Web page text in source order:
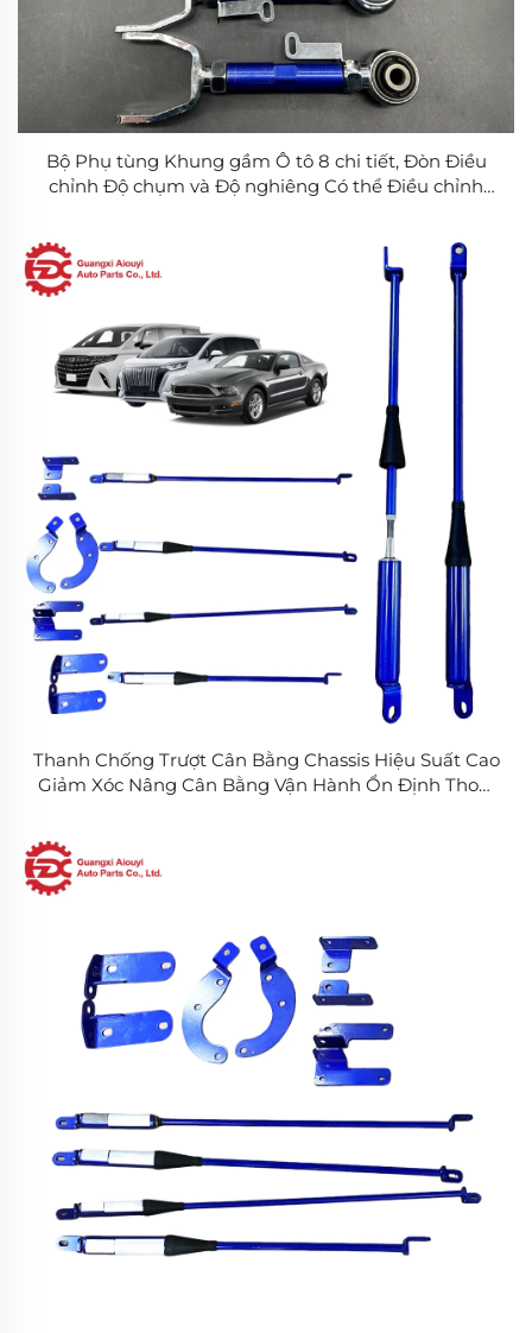
Bộ Phụ tùng Khung gầm Ô tô 8 chi tiết, Đòn Điều
chỉnh Độ chụm và Độ nghiêng Có thể Điều chỉnh
Thanh Chống Trượt Cân Bằng Chassis Hiệu Suất Cao
Giảm Xóc Nâng Cân Bằng Vận Hành Ổn Định Thoải